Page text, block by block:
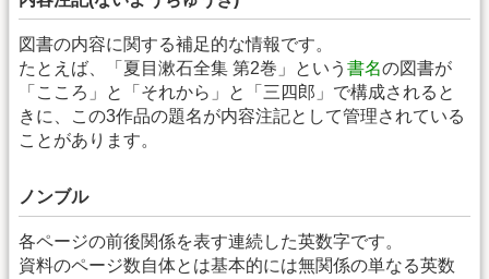
図書の内容に関する補足的な情報です。
たとえば、「夏目漱石全集 第2巻」という 書名の図書が
「こころ」と「それから」と「三四郎」で構成されると
きに、この3作品の題名が内容注記として管理されている
ことがあります。
ノンブル
各ページの前後関係を表す連続した英数字です。
資料のページ数自体とは基本的には無関係の単なる英数